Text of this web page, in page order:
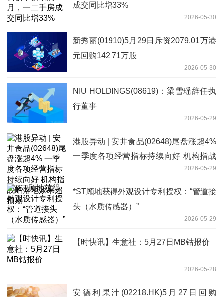
成交同比增33%
2026-05-30
新秀丽(01910)5月29日斥资2079.01万港
元回购142.71万股
2026-05-30
NIU HOLDINGS(08619)：梁雪瑶辞任执
行董事
2026-05-29
港股异动 | 安井食品(02648)尾盘涨超4%
一季度各项经营指标持续向好 机构指战
2026-05-29
*ST顾地获得外观设计专利授权：“管道接
头（水质传感器）”
2026-05-29
【时快讯】生意社：5月27日MB钴报价
2026-05-28
安德利果汁(02218.HK)5月27日回购